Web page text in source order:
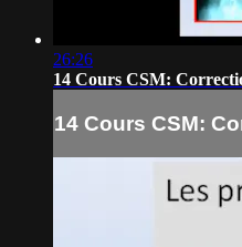
26:26
14 Cours CSM:
14 Cours CSM: